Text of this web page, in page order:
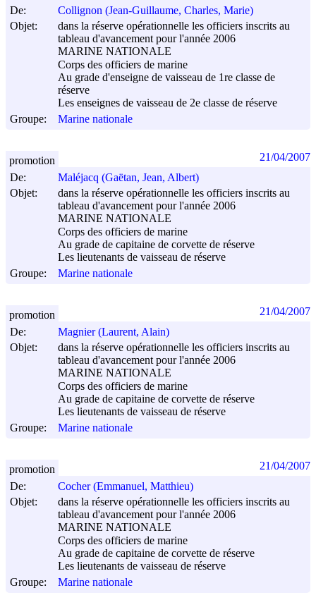
De:
Collignon (Jean-Guillaume, Charles, Marie)
Objet:
dans la réserve opérationnelle les officiers inscrits au
tableau d'avancement pour l'année 2006
MARINE NATIONALE
Corps des officiers de marine
Au grade d'enseigne de vaisseau de 1re classe de
réserve
Les enseignes de vaisseau de 2e classe de réserve
Groupe:
Marine nationale
De:
Maléjacq (Gaëtan, Jean, Albert)
Objet:
dans la réserve opérationnelle les officiers inscrits au
tableau d'avancement pour l'année 2006
MARINE NATIONALE
Corps des officiers de marine
Au grade de capitaine de corvette de réserve
Les lieutenants de vaisseau de réserve
Groupe:
Marine nationale
promotion 21/04/2007
De:
Magnier (Laurent, Alain)
Objet:
dans la réserve opérationnelle les officiers inscrits au
tableau d'avancement pour l'année 2006
MARINE NATIONALE
Corps des officiers de marine
Au grade de capitaine de corvette de réserve
Les lieutenants de vaisseau de réserve
Groupe:
Marine nationale
promotion 21/04/2007
De:
Cocher (Emmanuel, Matthieu)
Objet:
dans la réserve opérationnelle les officiers inscrits au
tableau d'avancement pour l'année 2006
MARINE NATIONALE
Corps des officiers de marine
Au grade de capitaine de corvette de réserve
Les lieutenants de vaisseau de réserve
Groupe:
Marine nationale
promotion 21/04/2007